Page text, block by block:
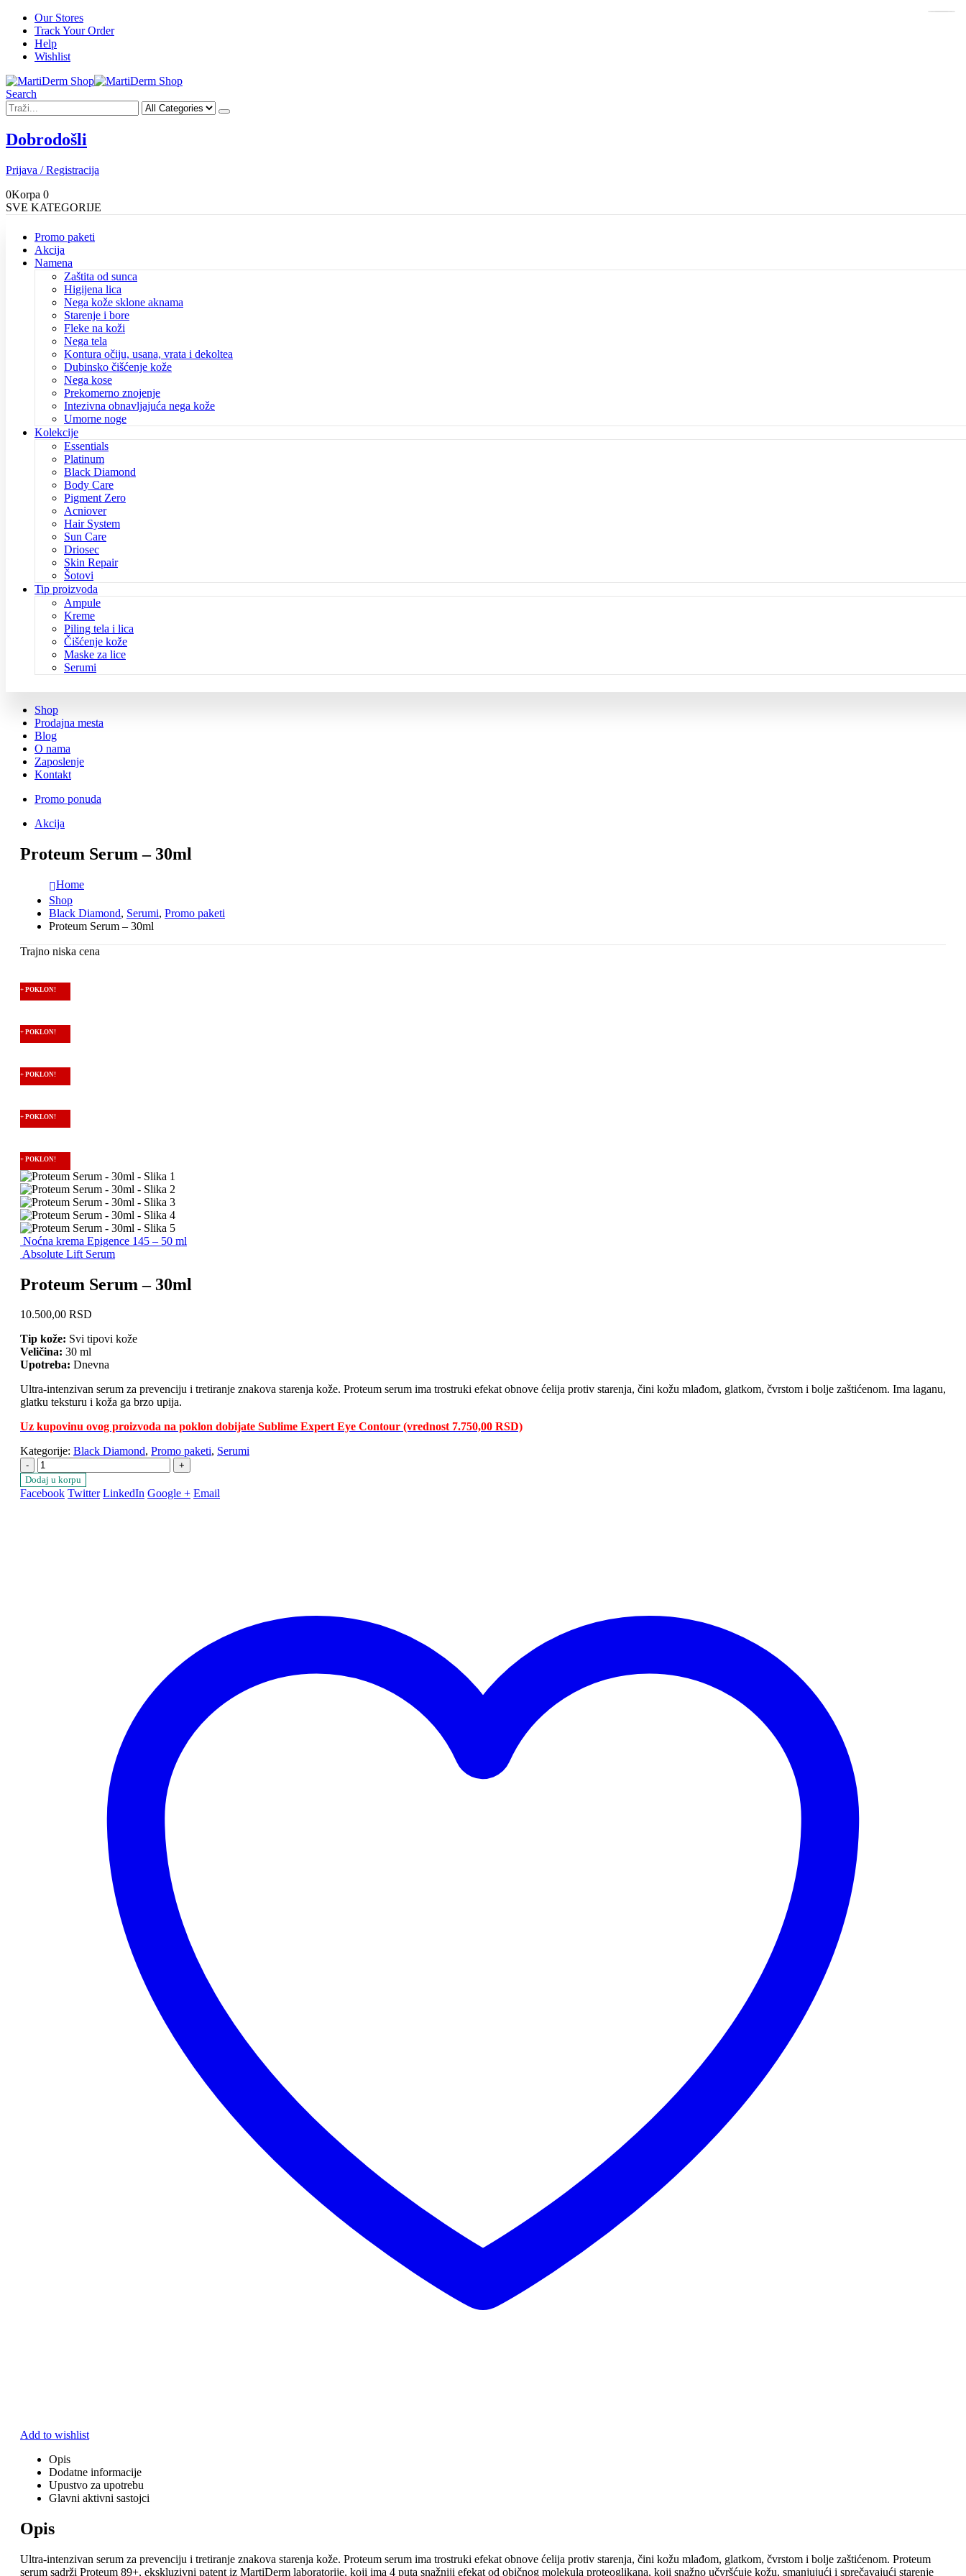
Our Stores
Track Your Order
Help
Wishlist
Search
Dobrodošli
Prijava / Registracija
0Korpa 0
SVE KATEGORIJE
Promo paketi
Akcija
Namena
Zaštita od sunca
Higijena lica
Nega kože sklone aknama
Starenje i bore
Fleke na koži
Nega tela
Kontura očiju, usana, vrata i dekoltea
Dubinsko čišćenje kože
Nega kose
Prekomerno znojenje
Intezivna obnavljajuća nega kože
Umorne noge
Kolekcije
Essentials
Platinum
Black Diamond
Body Care
Pigment Zero
Acniover
Hair System
Sun Care
Driosec
Skin Repair
Šotovi
Tip proizvoda
Ampule
Kreme
Piling tela i lica
Čišćenje kože
Maske za lice
Serumi
Shop
Prodajna mesta
Blog
O nama
Zaposlenje
Kontakt
Promo ponuda
Akcija
Proteum Serum – 30ml
Home
Shop
Black Diamond, Serumi, Promo paketi
Proteum Serum – 30ml
Trajno niska cena
+ POKLON!
+ POKLON!
+ POKLON!
+ POKLON!
+ POKLON!
Noćna krema Epigence 145 – 50 ml
Absolute Lift Serum
Proteum Serum – 30ml
10.500,00 RSD
Tip kože: Svi tipovi kože
Veličina: 30 ml
Upotreba: Dnevna
Ultra-intenzivan serum za prevenciju i tretiranje znakova starenja kože. Proteum serum ima trostruki efekat obnove ćelija protiv starenja, čini kožu mlađom, glatkom, čvrstom i bolje zaštićenom. Ima laganu,
glatku teksturu i koža ga brzo upija.
Uz kupovinu ovog proizvoda na poklon dobijate Sublime Expert Eye Contour (vrednost 7.750,00 RSD)
Kategorije: Black Diamond, Promo paketi, Serumi
-
+
Dodaj u korpu
Facebook Twitter LinkedIn Google + Email
Add to wishlist
Opis
Dodatne informacije
Upustvo za upotrebu
Glavni aktivni sastojci
Opis
Ultra-intenzivan serum za prevenciju i tretiranje znakova starenja kože. Proteum serum ima trostruki efekat obnove ćelija protiv starenja, čini kožu mlađom, glatkom, čvrstom i bolje zaštićenom. Proteum
serum sadrži Proteum 89+, ekskluzivni patent iz MartiDerm laboratorije, koji ima 4 puta snažniji efekat od običnog molekula proteoglikana, koji snažno učvršćuje kožu, smanjujući i sprečavajući starenje